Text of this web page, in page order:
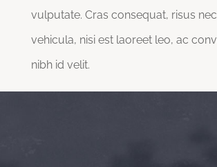
vulputate. Cras consequat, risus
vehicula, nisi est laoreet leo, ac
nibh id velit.